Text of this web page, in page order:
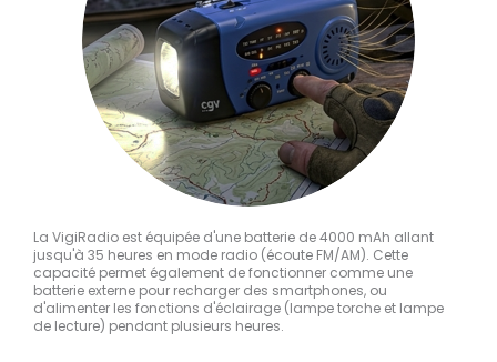
La VigiRadio est équipée d'une batterie de 4000 mAh allant
jusqu'à 35 heures en mode radio (écoute FM/AM). Cette
capacité permet également de fonctionner comme une
batterie externe pour recharger des smartphones, ou
d'alimenter les fonctions d'éclairage (lampe torche et lampe
de lecture) pendant plusieurs heures.